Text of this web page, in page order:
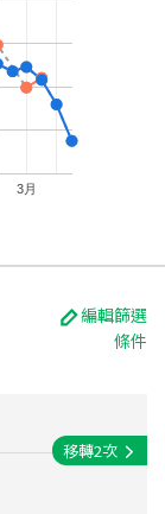
3月
編輯篩選
條件
移轉2次